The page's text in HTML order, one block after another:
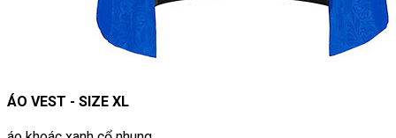
ÁO VEST - SIZE XL